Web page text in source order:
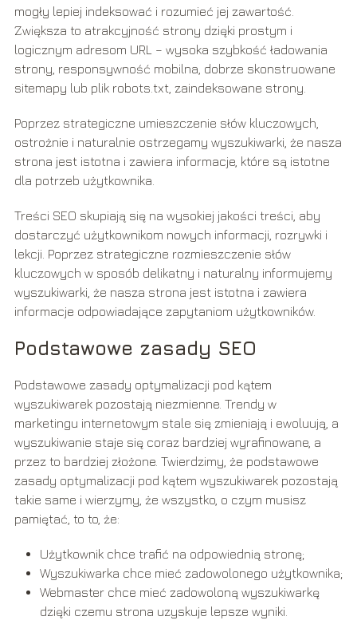
mogły lepiej indeksować i rozumieć jej zawartość.
Zwiększa to atrakcyjność strony dzięki prostym i
logicznym adresom URL – wysoka szybkość ładowania
strony, responsywność mobilna, dobrze skonstruowane
sitemapy lub plik robots.txt, zaindeksowane strony.
Poprzez strategiczne umieszczenie słów kluczowych,
ostrożnie i naturalnie ostrzegamy wyszukiwarki, że nasza
strona jest istotna i zawiera informacje, które są istotne
dla potrzeb użytkownika.
Treści SEO skupiają się na wysokiej jakości treści, aby
dostarczyć użytkownikom nowych informacji, rozrywki i
lekcji. Poprzez strategiczne rozmieszczenie słów
kluczowych w sposób delikatny i naturalny informujemy
wyszukiwarki, że nasza strona jest istotna i zawiera
informacje odpowiadające zapytaniom użytkowników.
Podstawowe zasady SEO
Podstawowe zasady optymalizacji pod kątem
wyszukiwarek pozostają niezmienne. Trendy w
marketingu internetowym stale się zmieniają i ewoluują, a
wyszukiwanie staje się coraz bardziej wyrafinowane, a
przez to bardziej złożone. Twierdzimy, że podstawowe
zasady optymalizacji pod kątem wyszukiwarek pozostają
takie same i wierzymy, że wszystko, o czym musisz
pamiętać, to to, że:
Użytkownik chce trafić na odpowiednią stronę;
Wyszukiwarka chce mieć zadowolonego użytkownika;
Webmaster chce mieć zadowoloną wyszukiwarkę
dzięki czemu strona uzyskuje lepsze wyniki.